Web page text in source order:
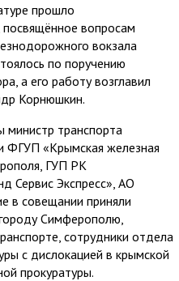
прошло
вопросам
вокзала
по поручению
а его работу возглавил
Корнюшкин.
транспорта
ФГУП «Крымская железная
ГУП РК
Сервис Экспресс», АО
в совещании приняли
Симферополю,
сотрудники отдела
с дислокацией в крымской
прокуратуры.